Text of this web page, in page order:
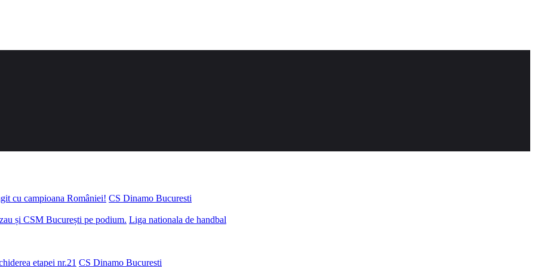
cu campioana României! CS Dinamo Bucuresti
și CSM București pe podium. Liga nationala de handbal
etapei nr.21 CS Dinamo Bucuresti